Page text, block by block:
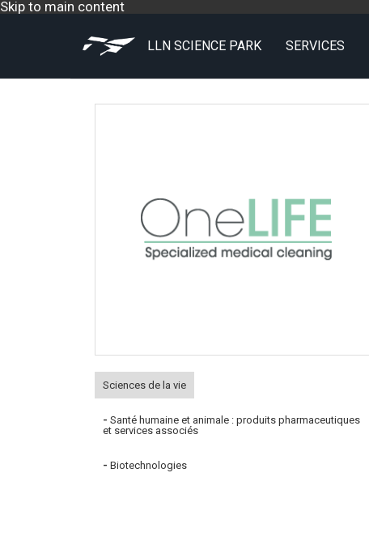
Skip to main content
LLN SCIENCE PARK SERVICES
Sciences de la vie
- Santé humaine et animale : produits pharmaceutiques
et services associés
- Biotechnologies